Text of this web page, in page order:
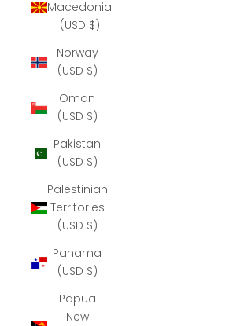
Macedonia
(USD $)
Norway
(USD $)
Oman
(USD $)
Pakistan
(USD $)
Palestinian
Territories
(USD $)
Panama
(USD $)
Papua
New